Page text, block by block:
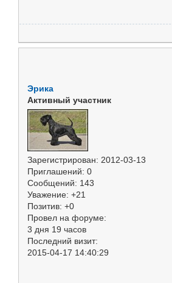
Эрика
Активный участник
Зарегистрирован: 2012-03-13
Приглашений: 0
Сообщений: 143
Уважение: +21
Позитив: +0
Провел на форуме:
3 дня 19 часов
Последний визит:
2015-04-17 14:40:29